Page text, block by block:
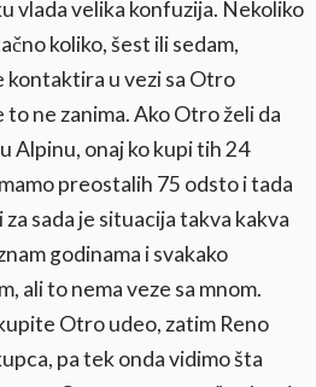
vlada velika konfuzija. Nekoliko
koliko, šest ili sedam,
kontaktira u vezi sa Otro
ne zanima. Ako Otro želi da
Alpinu, onaj ko kupi tih 24
preostalih 75 odsto i tada
sada je situacija takva kakva
godinama i svakako
ali to nema veze sa mnom.
Otro udeo, zatim Reno
pa tek onda vidimo šta